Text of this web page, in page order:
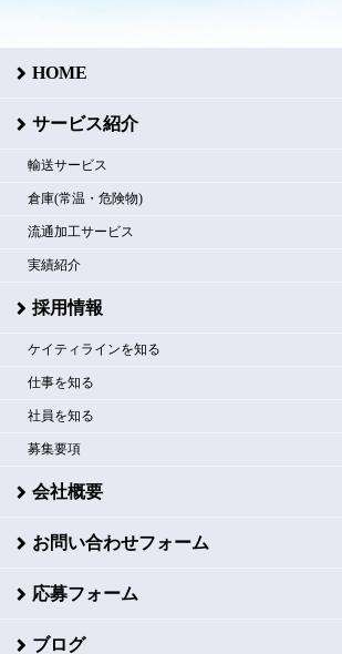
HOME
サービス紹介
輸送サービス
倉庫(常温・危険物)
流通加工サービス
実績紹介
採用情報
ケイティラインを知る
仕事を知る
社員を知る
募集要項
会社概要
お問い合わせフォーム
応募フォーム
ブログ